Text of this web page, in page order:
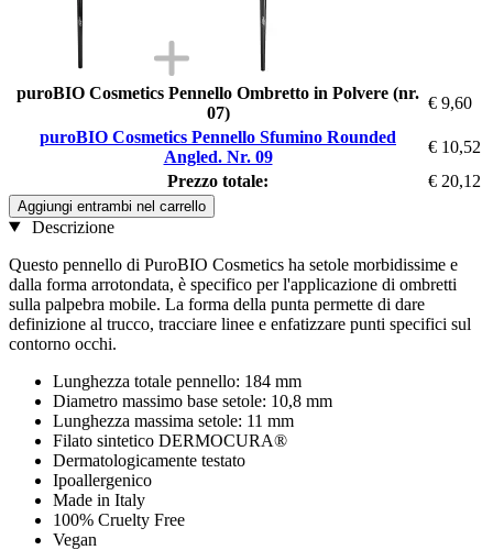
puroBIO Cosmetics Pennello Ombretto in Polvere (nr.
07)
€ 9,60
puroBIO Cosmetics Pennello Sfumino Rounded
Angled. Nr. 09
€ 10,52
Prezzo totale:
€ 20,12
Aggiungi entrambi nel carrello
Descrizione
Questo pennello di PuroBIO Cosmetics ha setole morbidissime e
dalla forma arrotondata, è specifico per l'applicazione di ombretti
sulla palpebra mobile. La forma della punta permette di dare
definizione al trucco, tracciare linee e enfatizzare punti specifici sul
contorno occhi.
Lunghezza totale pennello: 184 mm
Diametro massimo base setole: 10,8 mm
Lunghezza massima setole: 11 mm
Filato sintetico DERMOCURA®
Dermatologicamente testato
Ipoallergenico
Made in Italy
100% Cruelty Free
Vegan